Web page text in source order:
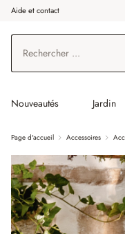
au contenu principal
Aller à la recherche
Aller à la navigation
Aide et contact
Nouveautés Jardin
Page d'accueil Accessoires